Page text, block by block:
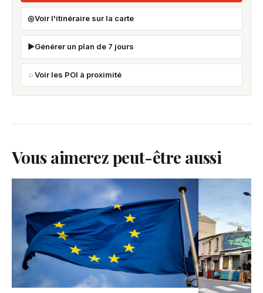
Voir l'itinéraire sur la carte
Générer un plan de 7 jours
Voir les POI à proximité
Vous aimerez peut-être aussi